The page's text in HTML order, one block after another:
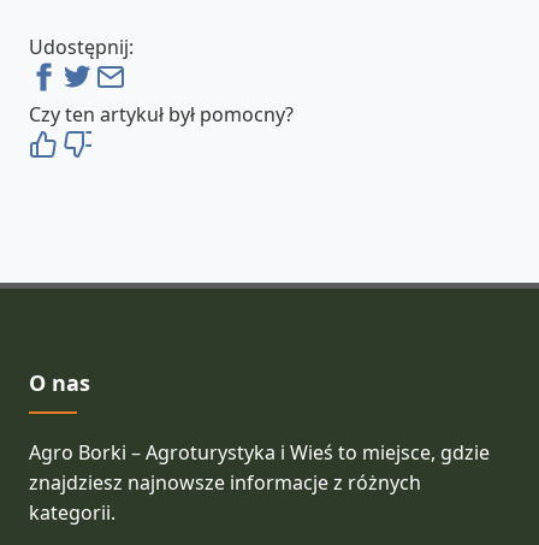
Udostępnij:
Czy ten artykuł był pomocny?
O nas
Agro Borki – Agroturystyka i Wieś to miejsce, gdzie
znajdziesz najnowsze informacje z różnych
kategorii.